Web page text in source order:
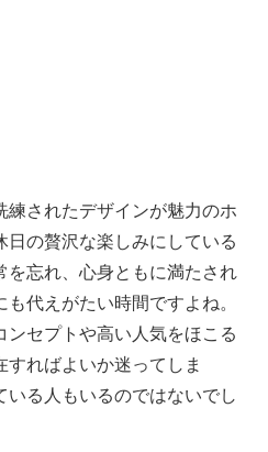
練されたデザインが魅力のホ
日の贅沢な楽しみにしている
を忘れ、心身ともに満たされ
代えがたい時間ですよね。
ンセプトや高い人気をほこる
ればよいか迷ってしま
る人もいるのではないでし